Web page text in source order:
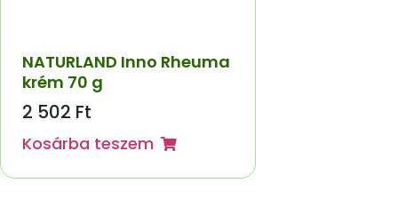
NATURLAND Inno Rheuma
krém 70 g
2 502 Ft
Kosárba teszem